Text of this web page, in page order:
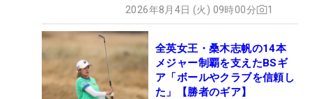
2026年8月4日 (火) 09時00分 1
全英女王・桑木志帆の14本
メジャー制覇を支えたBSギ
ア「ボールやクラブを信頼し
た」【勝者のギア】